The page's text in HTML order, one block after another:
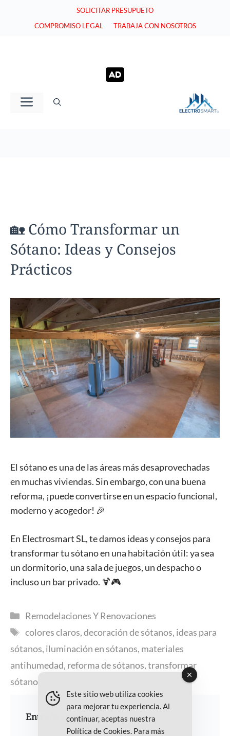
SOLICITAR PRESUPUETO
COMPROMISO LEGAL
TRABAJA CON NOSOTROS
Menú
🏡 Cómo Transformar un
Sótano: Ideas y Consejos
Prácticos
El sótano es una de las áreas más desaprovechadas
en muchas viviendas. Sin embargo, con una buena
reforma, ¡puede convertirse en un espacio funcional,
moderno y acogedor! 🎉
En Electrosmart SL, te damos ideas y consejos para
transformar tu sótano en una habitación útil: ya sea
un dormitorio, una sala de juegos, un despacho o
incluso un bar privado. 🍹🎮
Categorías
Remodelaciones Y Renovaciones
Etiquetas
colores claros,decoración de sótanos, ideas para
sótanos, iluminación en sótanos, materiales
antihumedad, reforma de sótanos,transformar
sótano
Entradas recientes
Este sitio web utiliza cookies
para mejorar tu experiencia. Al
continuar, aceptas nuestra
Política de Cookies. Para más